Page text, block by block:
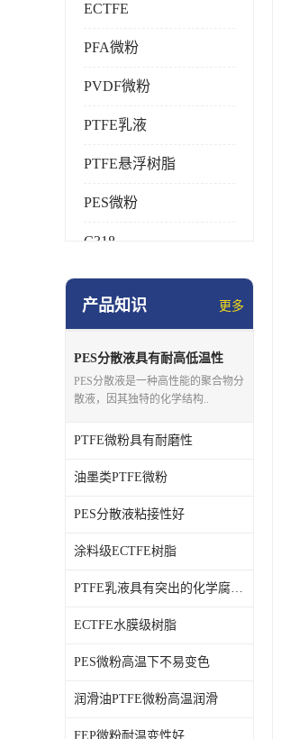
ECTFE
PFA微粉
PVDF微粉
PTFE乳液
PTFE悬浮树脂
PES微粉
C318
HFP
PE蜡粉
PE改性蜡粉
产品知识 更多
PES分散液具有耐高低温性
PES分散液是一种高性能的聚合物分
散液，因其独特的化学结构..
PTFE微粉具有耐磨性
油墨类PTFE微粉
PES分散液粘接性好
涂料级ECTFE树脂
PTFE乳液具有突出的化学腐蚀能力
ECTFE水膜级树脂
PES微粉高温下不易变色
润滑油PTFE微粉高温润滑
FEP微粉耐温变性好